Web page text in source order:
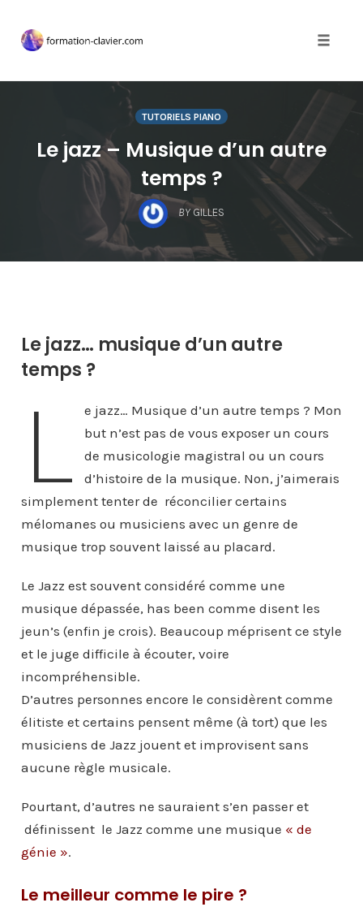
TUTORIELS PIANO
Le jazz – Musique d’un autre
temps ?
BY GILLES
Le jazz… musique d’un autre
temps ?
L
e jazz… Musique d’un autre temps ? Mon
but n’est pas de vous exposer un cours
de musicologie magistral ou un cours
d’histoire de la musique. Non, j’aimerais
simplement tenter de réconcilier certains
mélomanes ou musiciens avec un genre de
musique trop souvent laissé au placard.
Le Jazz est souvent considéré comme une
musique dépassée, has been comme disent les
jeun’s (enfin je crois). Beaucoup méprisent ce style
et le juge difficile à écouter, voire
incompréhensible.
D’autres personnes encore le considèrent comme
élitiste et certains pensent même (à tort) que les
musiciens de Jazz jouent et improvisent sans
aucune règle musicale.
Pourtant, d’autres ne sauraient s’en passer et
définissent le Jazz comme une musique « de
génie ».
Le meilleur comme le pire ?